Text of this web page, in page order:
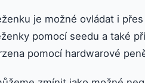
je možné ovládat i
pomocí seedu a také
pomocí hardwarové